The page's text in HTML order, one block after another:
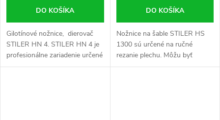
DO KOŠÍKA
Gilotínové nožnice, dierovač
STILER HN 4. STILER HN 4 je
profesionálne zariadenie určené
na dierovanie plechov. Vďaka
DO KOŠÍKA
Nožnice na šable STILER HS
1300 sú určené na ručné
rezanie plechu. Môžu byť
úspešne použité v malých